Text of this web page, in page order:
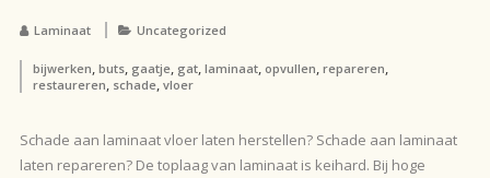
Laminaat Uncategorized
bijwerken, buts, gaatje, gat, laminaat, opvullen, repareren,
restaureren, schade, vloer
Schade aan laminaat vloer laten herstellen? Schade aan laminaat
laten repareren? De toplaag van laminaat is keihard. Bij hoge